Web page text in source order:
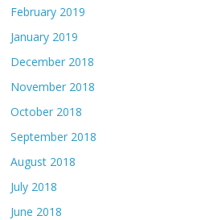
February 2019
January 2019
December 2018
November 2018
October 2018
September 2018
August 2018
July 2018
June 2018